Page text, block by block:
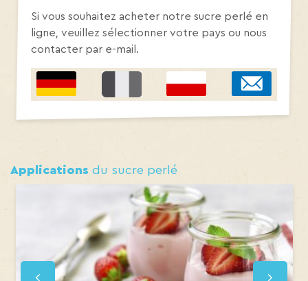
Si vous souhaitez acheter notre sucre perlé en
ligne, veuillez sélectionner votre pays ou nous
contacter par e-mail.
Applications du sucre perlé